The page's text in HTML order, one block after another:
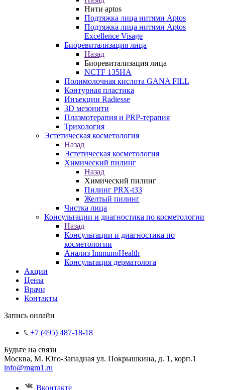
Нити aptos
Подтяжка лица нитями Aptos
Подтяжка лица нитями Aptos
Excellence Visage
Биоревитализация лица
Назад
Биоревитализация лица
NCTF 135HA
Полимолочная кислота GANA FILL
Контурная пластика
Инъекции Radiesse
3D мезонити
Плазмотерапия и PRP-терапия
Трихология
Эстетическая косметология
Назад
Эстетическая косметология
Химический пилинг
Назад
Химический пилинг
Пилинг PRX-t33
Желтый пилинг
Чистка лица
Консультации и диагностика по косметологии
Назад
Консультации и диагностика по
косметологии
Анализ ImmunoHealth
Консультация дерматолога
Акции
Цены
Врачи
Контакты
Запись онлайн
+7 (495) 487-18-18
Будьте на связи
Москва, М. Юго-Западная ул. Покрышкина, д. 1, корп.1
info@mgm1.ru
Вконтакте